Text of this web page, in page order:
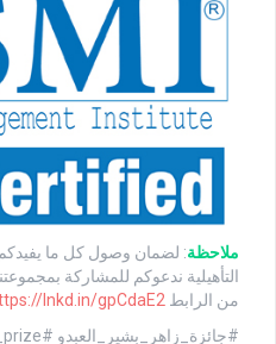
ملاحظة: لضمان وصول كل ما
من الرابط lnkd.in/gpCdaE2
#جائزة_زاهر_بشير_العبدو #Zaher_Basheer_Alabdo_prize